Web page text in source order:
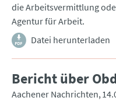
die Arbeitsvermittlung
Agentur für Arbeit.
Datei herunterladen
Bericht über
Aachener Nachrichten